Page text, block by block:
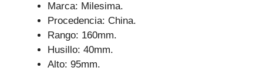
Marca: Milesima.
Procedencia: China.
Rango: 160mm.
Husillo: 40mm.
Alto: 95mm.